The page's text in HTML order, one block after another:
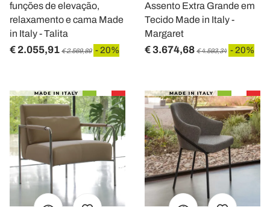
funções de elevação,
relaxamento e cama Made
in Italy - Talita
€ 2.055,91 € 2.569,89 - 20%
Assento Extra Grande em
Tecido Made in Italy -
Margaret
€ 3.674,68 € 4.593,34 - 20%